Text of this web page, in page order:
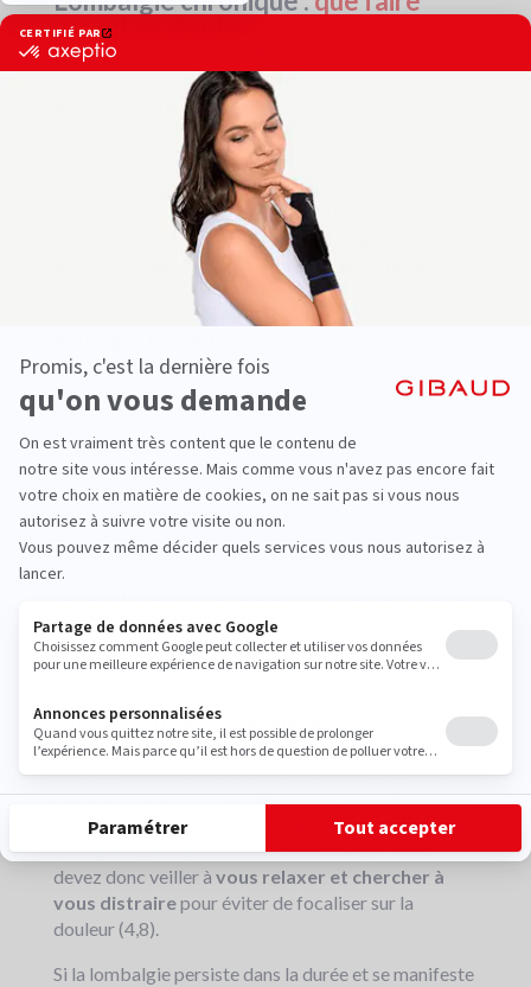
quand les douleurs lombaires
s'immiscent dans votre quotidien ?
Au stade aigu comme au stade chronique de la
repos strict etl’alitement
otalement déconseillés aujourd’hui. Au contraire,
il est recommandé dereprendre vos activités au
plus vite pour éviter à la douleur de s’installer
Si besoin, desmédicaments(antalgiques, anti-
inflammatoires ou myorelaxants) peuvent vous être
prescritspour réduire la douleurafin de reprendre
vos activités (1, 3, 8).
Leport d’uneceinture lombaire
vous aider à apaiser la douleur, en réduisant les
contraintes qui pèsent sur les lombaires lors de
intégrant de la laine peuvent aussi avoir un
bénéfique en préservant la chaleursur les zones
sensibles (10).
Éviter le stress et l’anxiété
Pouvant provoquer des contractions musculaires et
des insomnies, voire une dépression, l’anxiété ne peut
qu’aggraver la situation. Pour éviter de tomber dans
un engrenage négatif en cas de lombalgie, vous
devez donc veiller à vous relaxer et chercher à
vous distrairepour éviter de focaliser sur la
douleur (4,8).
Si la lombalgie persiste dans la durée et se manifeste